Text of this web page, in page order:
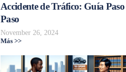
Accidente de Tráfico: Guía Paso
Paso
November 26, 2024
Más >>